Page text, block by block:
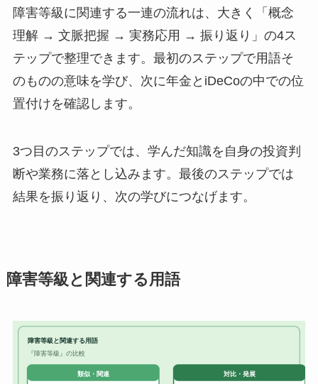
障害等級に関連する一連の流れは、大きく「概念
理解 → 文脈把握 → 実務応用 → 振り返り」の4ス
テップで整理できます。最初のステップで用語そ
のものの意味を学び、次に年金とiDeCoの中での位
置付けを確認します。
3つ目のステップでは、学んだ知識を自身の投資判
断や業務に落とし込みます。最後のステップでは
結果を振り返り、次の学びにつなげます。
障害等級と関連する用語
障害等級と関連する用語
『障害等級』の比較
類似・関連 対比・発展